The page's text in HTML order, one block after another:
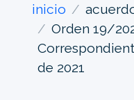
inicio
Orden 19/
de 2021